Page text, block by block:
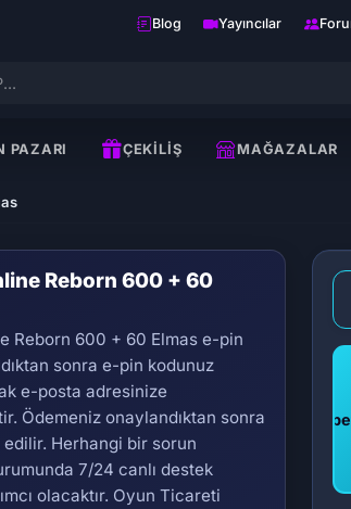
Blog Yayıncılar
PAZARI ÇEKILIŞ MAĞAZALAR
Reborn 600 + 60
Reborn 600 + 60 Elmas e-pin
sonra e-pin kodunuz
e-posta adresinize
Ödemeniz onaylandıktan sonra
edilir. Herhangi bir sorun
7/24 canlı destek
olacaktır. Oyun Ticareti